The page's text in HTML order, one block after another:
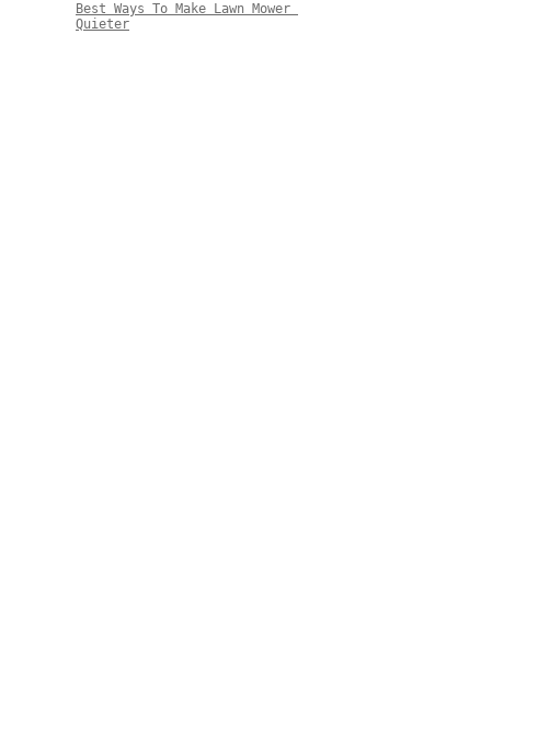
Best Ways To Make Lawn Mower
Quieter